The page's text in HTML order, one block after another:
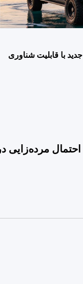
با قابلیت شناوری
احتمال مرده‌زایی در